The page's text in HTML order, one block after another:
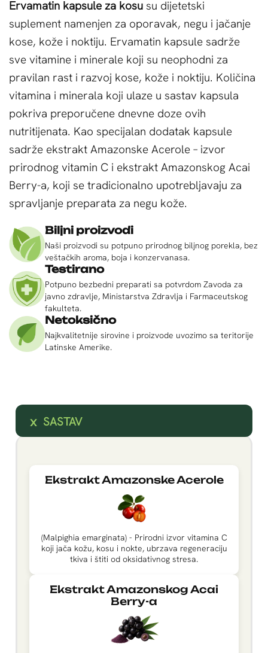
Ervamatin kapsule za kosu su dijetetski
suplement namenjen za oporavak, negu i jačanje
kose, kože i noktiju. Ervamatin kapsule sadrže
sve vitamine i minerale koji su neophodni za
pravilan rast i razvoj kose, kože i noktiju. Količina
vitamina i minerala koji ulaze u sastav kapsula
pokriva preporučene dnevne doze ovih
nutritijenata. Kao specijalan dodatak kapsule
sadrže ekstrakt Amazonske Acerole – izvor
prirodnog vitamin C i ekstrakt Amazonskog Acai
Berry-a, koji se tradicionalno upotrebljavaju za
spravljanje preparata za negu kože.
Biljni proizvodi
Naši proizvodi su potpuno prirodnog biljnog porekla, bez
veštačkih aroma, boja i konzervanasa.
Testirano
Potpuno bezbedni preparati sa potvrdom Zavoda za
javno zdravlje, Ministarstva Zdravlja i Farmaceutskog
fakulteta.
Netoksično
Najkvalitetnije sirovine i proizvode uvozimo sa teritorije
Latinske Amerike.
SASTAV
Ekstrakt Amazonske Acerole
(Malpighia emarginata) - Prirodni izvor vitamina C
koji jača kožu, kosu i nokte, ubrzava regeneraciju
tkiva i štiti od oksidativnog stresa.
Ekstrakt Amazonskog Acai
Berry-a